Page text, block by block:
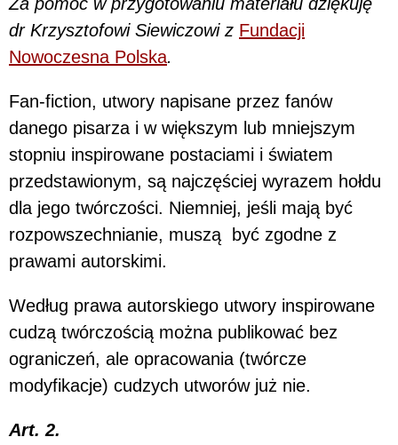
dr Krzysztofowi Siewiczowi z Fundacji
Nowoczesna Polska.
Fan-fiction, utwory napisane przez fanów
danego pisarza i w większym lub mniejszym
stopniu inspirowane postaciami i światem
przedstawionym, są najczęściej wyrazem hołdu
dla jego twórczości. Niemniej, jeśli mają być
rozpowszechnianie, muszą być zgodne z
prawami autorskimi.
Według prawa autorskiego utwory inspirowane
cudzą twórczością można publikować bez
ograniczeń, ale opracowania (twórcze
modyfikacje) cudzych utworów już nie.
Art. 2.